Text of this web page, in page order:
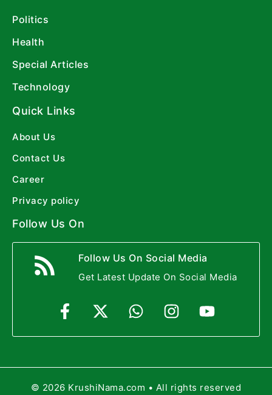
Politics
Health
Special Articles
Technology
Quick Links
About Us
Contact Us
Career
Privacy policy
Follow Us On
Follow Us On Social Media
Get Latest Update On Social Media
© 2026 KrushiNama.com • All rights reserved